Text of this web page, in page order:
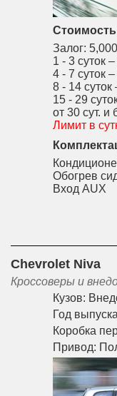
Залог:
1 - 3 суток –
4 - 7 суток –
8 - 14 суток
15 - 29
от 30 сут. и
Лимит в
Обогрев
Вход AUX
Chevrolet Niva
Кроссоверы и
Кузов:
Год
Коробка
Привод: